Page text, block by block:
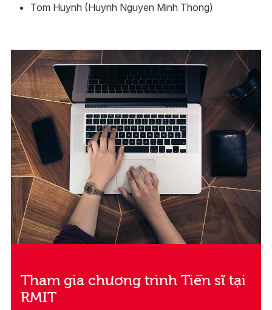
Tom Huynh (Huynh Nguyen Minh Thong)
Tham gia chương trình Tiến sĩ tại
RMIT